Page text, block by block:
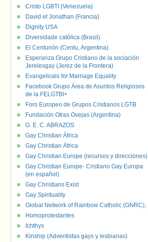
Cristo LGBTI (Venezuela)
David et Jonathan (Francia)
Dignity USA
Diversidade católica (Brasil)
El Centurión (Centu, Argentina)
Esperanza Grupo Cristiano de la sociación
Jerelesgay (Jerez de la Frontera)
Evangelicals for Marriage Equality
Facebook Grupo Área de Asuntos Religiosos
de la FELGTBI+
Foro Europeo de Grupos Cristianos LGTB
Fundación Otras Ovejas (Argentina)
G. E. C. ABRAZOS
Gay Christian África
Gay Christian África
Gay Christian Europe (recursos y direcciones)
Gay Christian Europe- Cristiano Gay Europa
(en español)
Gay Christians Exist
Gay Spirituality
Global Network of Rainbow Catholic (GNRC),
Homoprotestantes
Ichthys
Kinship (Adventistas gays y lesbianas)